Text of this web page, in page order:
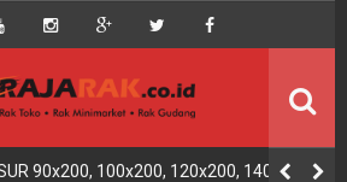
90x200, 100x200, 120x200, 140x200,
Rak pallet